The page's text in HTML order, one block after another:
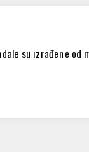
su izrađene od